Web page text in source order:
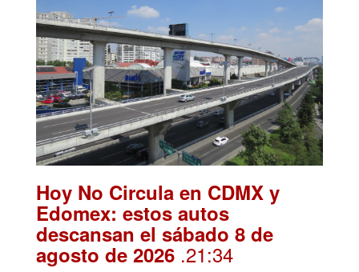
Hoy No Circula en CDMX y
Edomex: estos autos
descansan el sábado 8 de
agosto de 2026 .21:34